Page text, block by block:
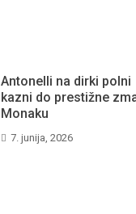
Antonelli na dirki polni
kazni do prestižne
Monaku
7. junija, 2026